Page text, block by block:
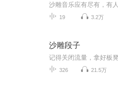
19 3.2万
沙雕段子
326 21.5万